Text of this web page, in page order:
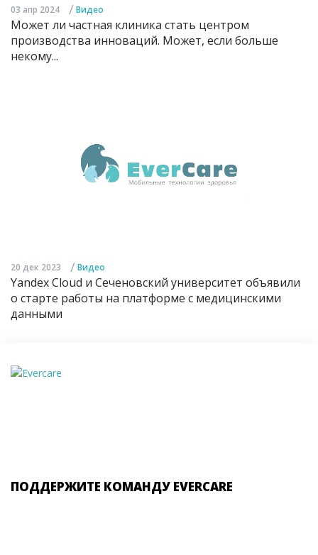
03 апр 2024 / Видео
Может ли частная клиника стать центром
производства инноваций. Может, если больше
некому...
20 дек 2023 / Видео
Yandex Cloud и Сеченовский университет объявили
о старте работы на платформе с медицинскими
данными
ПОДДЕРЖИТЕ КОМАНДУ EVERCARE